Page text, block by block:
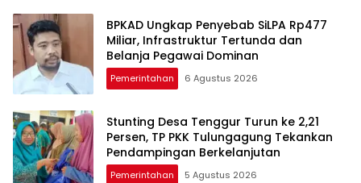
BPKAD Ungkap Penyebab SiLPA Rp477
Miliar, Infrastruktur Tertunda dan
Belanja Pegawai Dominan
Pemerintahan 6 Agustus 2026
Stunting Desa Tenggur Turun ke 2,21
Persen, TP PKK Tulungagung Tekankan
Pendampingan Berkelanjutan
Pemerintahan 5 Agustus 2026